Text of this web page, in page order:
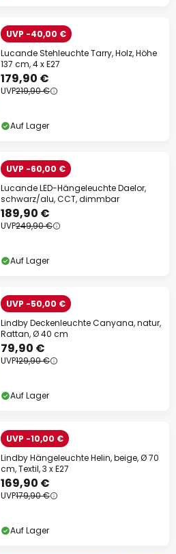
UVP -40,00 €
Lucande Stehleuchte Tarry, Holz, Höhe
137 cm, 4 x E27
179,90 €
UVP219,90 €
Auf Lager
UVP -60,00 €
Lucande LED-Hängeleuchte Daelor,
schwarz/alu, CCT, dimmbar
189,90 €
UVP249,90 €
Auf Lager
UVP -50,00 €
Lindby Deckenleuchte Canyana, natur,
Rattan, Ø 40 cm
79,90 €
UVP129,90 €
Auf Lager
UVP -10,00 €
Lindby Hängeleuchte Helin, beige, Ø 70
cm, Textil, 3 x E27
169,90 €
UVP179,90 €
Auf Lager